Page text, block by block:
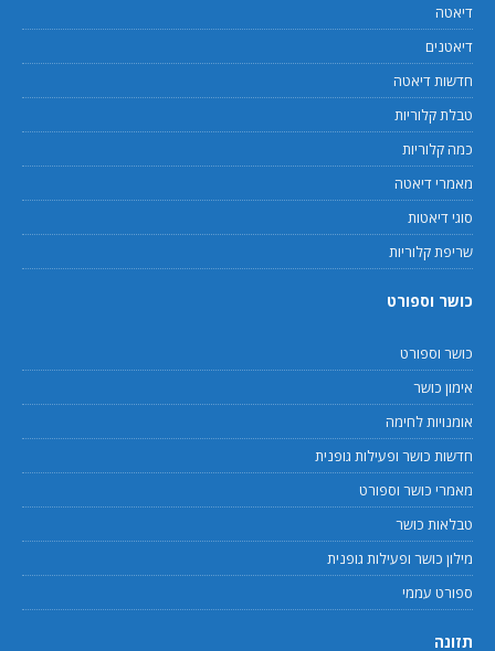
דיאטה
דיאטנים
חדשות דיאטה
טבלת קלוריות
כמה קלוריות
מאמרי דיאטה
סוגי דיאטות
שריפת קלוריות
כושר וספורט
כושר וספורט
אימון כושר
אומנויות לחימה
חדשות כושר ופעילות גופנית
מאמרי כושר וספורט
טבלאות כושר
מילון כושר ופעילות גופנית
ספורט עממי
תזונה